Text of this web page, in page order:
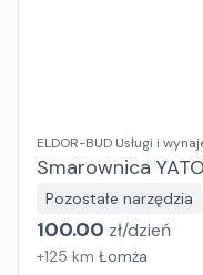
ELDOR-BUD Usługi i
Smarownica
Pozostałe narzędzia
100.00 zł/dzień
+125 km Łomża